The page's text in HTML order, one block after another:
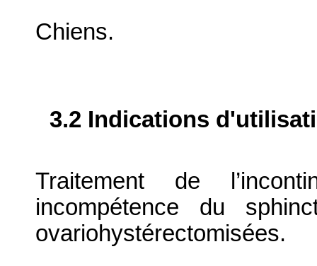
Chiens.
3.2 Indications
Traitement de
incompétence du
ovariohystérectomisées.